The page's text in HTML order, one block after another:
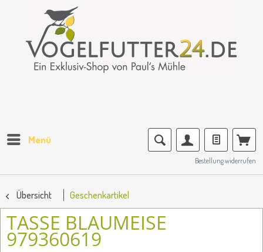
Menü
Bestellung widerrufen
Übersicht Geschenkartikel
TASSE BLAUMEISE
979360619